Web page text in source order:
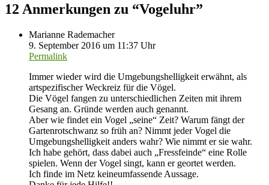
12 Anmerkungen zu “Vogeluhr”
Marianne Rademacher
9. September 2016 um 11:37 Uhr
Permalink
Immer wieder wird die Umgebungshelligkeit erwähnt, als
artspezifischer Weckreiz für die Vögel.
Die Vögel fangen zu unterschiedlichen Zeiten mit ihrem
Gesang an. Gründe werden auch genannt.
Aber wie findet ein Vogel „seine“ Zeit? Warum fängt der
Gartenrotschwanz so früh an? Nimmt jeder Vogel die
Umgebungshelligkeit anders wahr? Wie nimmt er sie wahr.
Ich habe gehört, dass dabei auch „Fressfeinde“ eine Rolle
spielen. Wenn der Vogel singt, kann er geortet werden.
Ich finde im Netz keineumfassende Aussage.